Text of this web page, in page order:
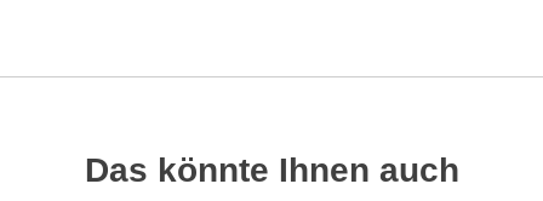
Das könnte Ihnen auch